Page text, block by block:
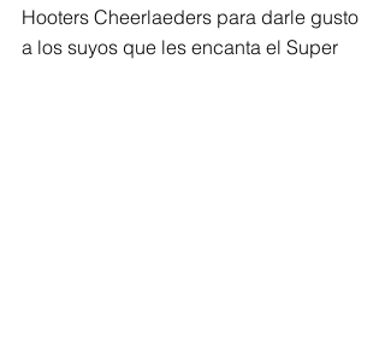
Hooters Cheerlaeders para darle gusto
a los suyos que les encanta el Super